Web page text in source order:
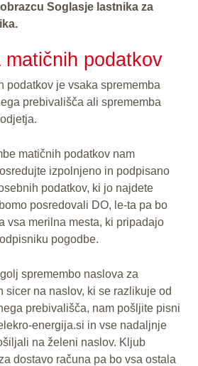
Soglasje lastnika za
matičnih podatkov
podatkov je vsaka sprememba
prebivališča ali sprememba
matičnih podatkov nam
izpolnjeno in podpisano
podatkov, ki jo najdete
posredovali DO, le-ta pa bo
vsa merilna mesta, ki pripadajo
pogodbe.
spremembo naslova za
sicer na naslov, ki se razlikuje od
prebivališča, nam pošljite pisni
energija.si in vse nadaljnje
na želeni naslov. Kljub
dostavo računa pa bo vsa ostala